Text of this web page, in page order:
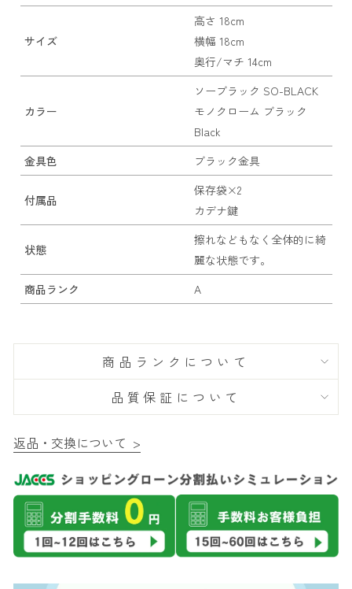
サイズ
高さ 18cm
横幅 18cm
奥行/マチ 14cm
カラー
ソーブラック SO-BLACK
モノクローム ブラック
Black
金具色
ブラック金具
付属品
保存袋×2
カデナ鍵
状態
擦れなどもなく全体的に綺
麗な状態です。
商品ランク
A
商品ランクについて
品質保証について
返品・交換について >